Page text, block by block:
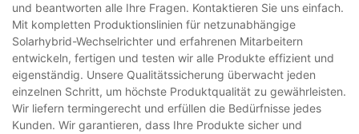
und beantworten alle Ihre Fragen. Kontaktieren Sie uns einfach.
Mit kompletten Produktionslinien für netzunabhängige
Solarhybrid-Wechselrichter und erfahrenen Mitarbeitern
entwickeln, fertigen und testen wir alle Produkte effizient und
eigenständig. Unsere Qualitätssicherung überwacht jeden
einzelnen Schritt, um höchste Produktqualität zu gewährleisten.
Wir liefern termingerecht und erfüllen die Bedürfnisse jedes
Kunden. Wir garantieren, dass Ihre Produkte sicher und